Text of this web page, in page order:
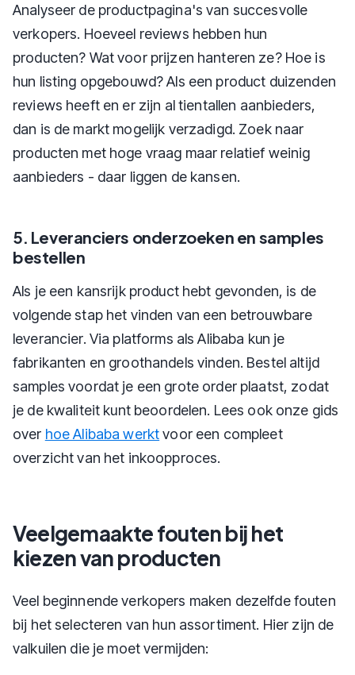
Analyseer de productpagina's van succesvolle
verkopers. Hoeveel reviews hebben hun
producten? Wat voor prijzen hanteren ze? Hoe is
hun listing opgebouwd? Als een product duizenden
reviews heeft en er zijn al tientallen aanbieders,
dan is de markt mogelijk verzadigd. Zoek naar
producten met hoge vraag maar relatief weinig
aanbieders - daar liggen de kansen.
5. Leveranciers onderzoeken en samples
bestellen
Als je een kansrijk product hebt gevonden, is de
volgende stap het vinden van een betrouwbare
leverancier. Via platforms als Alibaba kun je
fabrikanten en groothandels vinden. Bestel altijd
samples voordat je een grote order plaatst, zodat
je de kwaliteit kunt beoordelen. Lees ook onze gids
over hoe Alibaba werktvoor een compleet
overzicht van het inkoopproces.
Veelgemaakte fouten bij het
kiezen van producten
Veel beginnende verkopers maken dezelfde fouten
bij het selecteren van hun assortiment. Hier zijn de
valkuilen die je moet vermijden: